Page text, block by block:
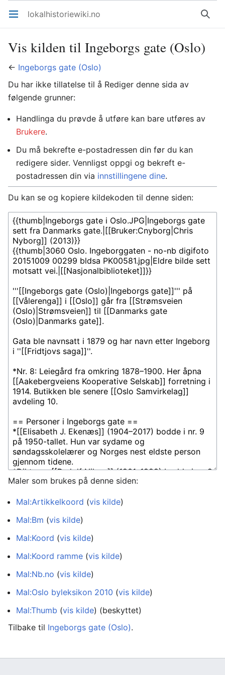
Åpne hovedmenyen lokalhistoriewiki.no Søk
Vis kilden til Ingeborgs gate (Oslo)
← Ingeborgs gate (Oslo)
Du har ikke tillatelse til å Rediger denne sida av
følgende grunner:
Handlinga du prøvde å utføre kan bare utføres av
Brukere.
Du må bekrefte e-postadressen din før du kan
redigere sider. Vennligst oppgi og bekreft e-
postadressen din via innstillingene dine.
Du kan se og kopiere kildekoden til denne siden:
Maler som brukes på denne siden:
Mal:Artikkelkoord (vis kilde)
Mal:Bm (vis kilde)
Mal:Koord (vis kilde)
Mal:Koord ramme (vis kilde)
Mal:Nb.no (vis kilde)
Mal:Oslo byleksikon 2010 (vis kilde)
Mal:Thumb (vis kilde) (beskyttet)
Tilbake til Ingeborgs gate (Oslo).